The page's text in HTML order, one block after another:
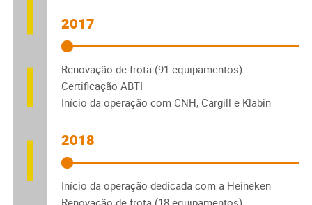
2017
Renovação de frota (91 equipamentos)
Certificação ABTI
Início da operação com CNH, Cargill e Klabin
2018
Início da operação dedicada com a Heineken